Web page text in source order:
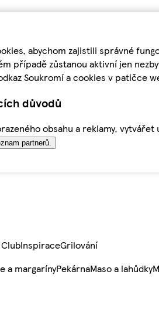
abychom zajistili správné
případě zůstanou aktivní jen
Soukromí a cookies v patičce
důvodů
obsahu a reklamy,
partnerů.
InspiraceGrilování
a margarínyPekárnaMaso a lahůdky